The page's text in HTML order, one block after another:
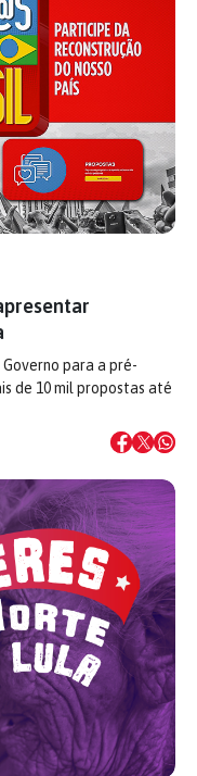
para a pré-
de 10 mil propostas até